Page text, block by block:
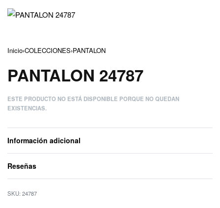
Inicio›COLECCIONES›PANTALON
PANTALON 24787
ESTE PRODUCTO NO ESTÁ DISPONIBLE PORQUE NO QUEDAN
EXISTENCIAS.
Información adicional
Reseñas
24787